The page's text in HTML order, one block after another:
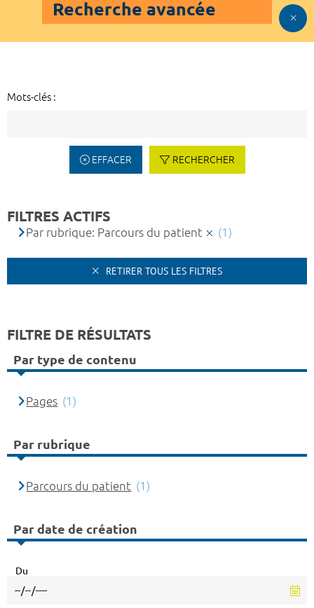
Recherche avancée
Mots-clés :
EFFACER RECHERCHER
FILTRES ACTIFS
Par rubrique: Parcours du patient (1)
RETIRER TOUS LES FILTRES
FILTRE DE RÉSULTATS
Par type de contenu
Pages (1)
Par rubrique
Parcours du patient (1)
Par date de création
Du